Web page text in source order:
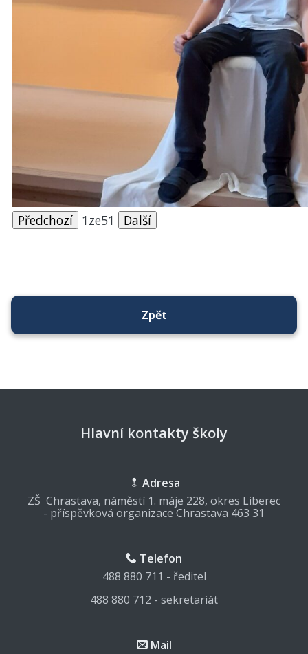
Předchozí 1ze51 Další
Zpět
Hlavní kontakty školy
Adresa
ZŠ Chrastava, náměstí 1. máje 228, okres Liberec
- příspěvková organizace Chrastava 463 31
Telefon
488 880 711 - ředitel
488 880 712 - sekretariát
Mail